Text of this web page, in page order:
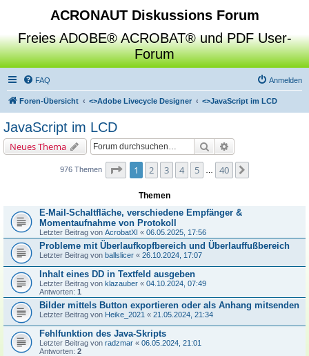
ACRONAUT Diskussions Forum
Freies ADOBE® ACROBAT® und PDF User-
Forum
FAQ Anmelden
Foren-Übersicht <>Adobe Livecycle Designer <>JavaScript im LCD
JavaScript im LCD
Neues Thema Suche
976 Themen Seite von
1 2 3 4 5 40
Themen
E-Mail-Schaltfläche, verschiedene Empfänger &
Momentaufnahme von Protokoll
Letzter Beitrag von AcrobatXI « 06.05.2025, 17:56
Probleme mit Überlaufkopfbereich und Überlauffußbereich
Letzter Beitrag von ballslicer « 26.10.2024, 17:07
Inhalt eines DD in Textfeld ausgeben
Letzter Beitrag von klazauber « 04.10.2024, 07:49
Antworten: 1
Bilder mittels Button exportieren oder als Anhang mitsenden
Letzter Beitrag von Heike_2021 « 21.05.2024, 21:34
Fehlfunktion des Java-Skripts
Letzter Beitrag von radzmar « 06.05.2024, 21:01
Antworten: 2